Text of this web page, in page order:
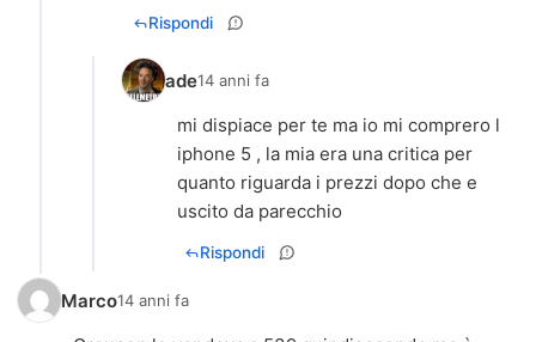
Rispondi
ade14 anni fa
mi dispiace per te ma io mi comprero l
iphone 5 , la mia era una critica per
quanto riguarda i prezzi dopo che e
uscito da parecchio
Rispondi
Marco14 anni fa